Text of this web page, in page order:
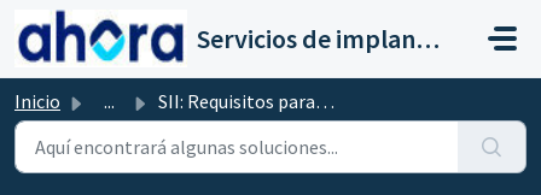
Saltar al contenido principal
Servicios de implantación a clientes de Ahora
Inicio ... SII: Requisitos para dar de alta una nueva empresa